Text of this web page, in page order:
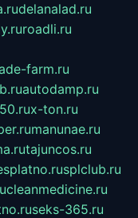
delanalad.ru
roadli.ru
farm.ru
autodamp.ru
x-ton.ru
manunae.ru
tajuncos.ru
splclub.ru
cleanmedicine.ru
seks-365.ru